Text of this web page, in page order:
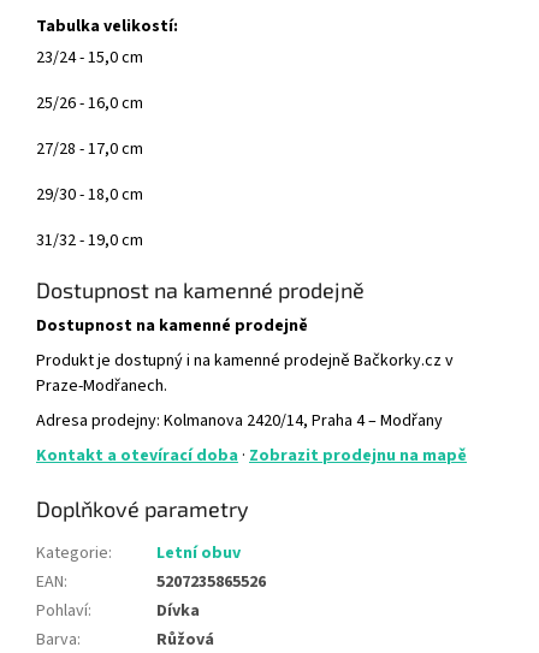
Tabulka velikostí:
23/24 - 15,0 cm
25/26 - 16,0 cm
27/28 - 17,0 cm
29/30 - 18,0 cm
31/32 - 19,0 cm
Dostupnost na kamenné prodejně
Dostupnost na kamenné prodejně
Produkt je dostupný i na kamenné prodejně Bačkorky.cz v
Praze-Modřanech.
Adresa prodejny: Kolmanova 2420/14, Praha 4 – Modřany
Kontakt a otevírací doba · Zobrazit prodejnu na mapě
Doplňkové parametry
Kategorie:
Letní obuv
EAN:
5207235865526
Pohlaví:
Dívka
Barva: Růžová